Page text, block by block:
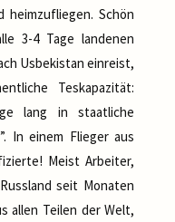
heimzufliegen. Schön
3-4 Tage landenen
Usbekistan einreist,
Teskapazität:
lang in staatliche
In einem Flieger aus
Meist Arbeiter,
seit Monaten
allen Teilen der Welt,